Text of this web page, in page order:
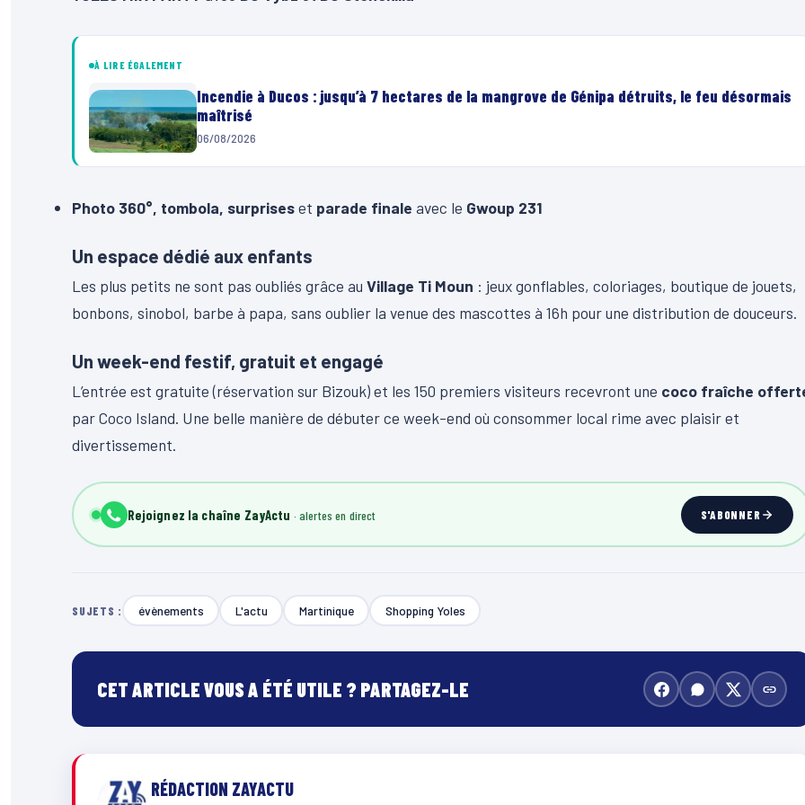
À LIRE ÉGALEMENT
Incendie à Ducos : jusqu’à 7 hectares de la mangrove de Génipa détruits, le feu désormais
maîtrisé
06/08/2026
Photo 360°, tombola, surpriseset parade finale avec le Gwoup 231
Un espace dédié aux enfants
Les plus petits ne sont pas oubliés grâce au Village Ti Moun : jeux gonflables, coloriages, boutique de jouets,
bonbons, sinobol, barbe à papa, sans oublier la venue des mascottes à 16h pour une distribution de douceurs.
Un week-end festif, gratuit et engagé
L’entrée est gratuite (réservation sur Bizouk) et les 150 premiers visiteurs recevront une coco fraîche
par Coco Island. Une belle manière de débuter ce week-end où consommer local rime avec plaisir et
divertissement.
Rejoignez la chaîne ZayActu S'ABONNER
SUJETS : évènements L'actu Martinique Shopping Yoles
CET ARTICLE VOUS A ÉTÉ UTILE ? PARTAGEZ-LE
RÉDACTION ZAYACTU